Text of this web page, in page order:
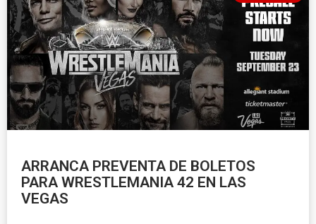
ARRANCA PREVENTA DE BOLETOS
PARA WRESTLEMANIA 42 EN LAS
VEGAS